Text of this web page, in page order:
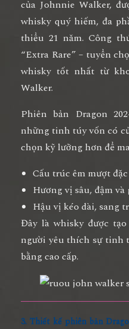
của Johnnie Walker,
whisky quý hiếm, đa
thiểu 21 năm. Công
“Extra Rare” – tuyển
whisky tốt nhất từ
Walker.
Phiên bản Dragon
những tinh túy vốn có
chọn kỹ lưỡng hơn để
Cấu trúc êm mượt
Hương vị sâu, đậm
Hậu vị kéo dài, sang
Đây là whisky được
người yêu thích sự tinh
bằng cao cấp.
3. Thiết kế phiên bản